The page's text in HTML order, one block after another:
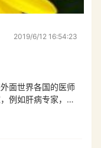
2019/6/12 16:54:23
面世界各国的医师
例如肝病专家，心